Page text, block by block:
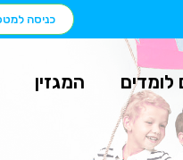
כניסה
לומדים המגזין